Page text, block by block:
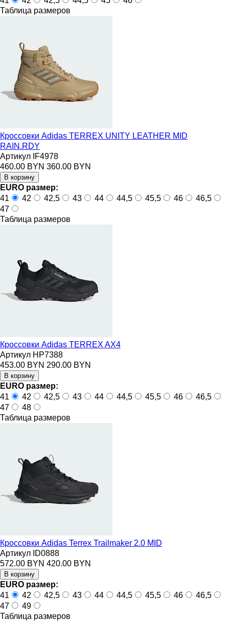
Таблица размеров
Кроссовки Adidas TERREX UNITY LEATHER MID
RAIN.RDY
Артикул IF4978
460.00 BYN 360.00 BYN
EURO размер:
41
42 42,5 43 44 44,5 45,5 46
46,5
47
Таблица размеров
Кроссовки Adidas TERREX AX4
Артикул HP7388
453.00 BYN 290.00 BYN
EURO размер:
41
42 42,5 43 44 44,5 45,5 46
46,5
47
48
Таблица размеров
Кроссовки Adidas Terrex Trailmaker 2.0 MID
Артикул ID0888
572.00 BYN 420.00 BYN
EURO размер:
41
42 42,5 43 44 44,5 45,5 46
46,5
47
49
Таблица размеров